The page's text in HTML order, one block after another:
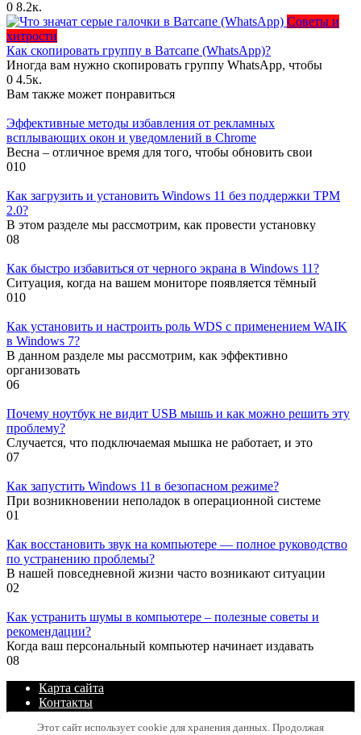
0 8.2к.
Советы и
хитрости
Как скопировать группу в Ватсапе (WhatsApp)?
Иногда вам нужно скопировать группу WhatsApp, чтобы
0 4.5к.
Вам также может понравиться
Эффективные методы избавления от рекламных
всплывающих окон и уведомлений в Chrome
Весна – отличное время для того, чтобы обновить свои
010
Как загрузить и установить Windows 11 без поддержки TPM
2.0?
В этом разделе мы рассмотрим, как провести установку
08
Как быстро избавиться от черного экрана в Windows 11?
Ситуация, когда на вашем мониторе появляется тёмный
010
Как установить и настроить роль WDS с применением WAIK
в Windows 7?
В данном разделе мы рассмотрим, как эффективно
организовать
06
Почему ноутбук не видит USB мышь и как можно решить эту
проблему?
Случается, что подключаемая мышка не работает, и это
07
Как запустить Windows 11 в безопасном режиме?
При возникновении неполадок в операционной системе
01
Как восстановить звук на компьютере — полное руководство
по устранению проблемы?
В нашей повседневной жизни часто возникают ситуации
02
Как устранить шумы в компьютере – полезные советы и
рекомендации?
Когда ваш персональный компьютер начинает издавать
08
Карта сайта
Контакты
Этот сайт использует cookie для хранения данных. Продолжая